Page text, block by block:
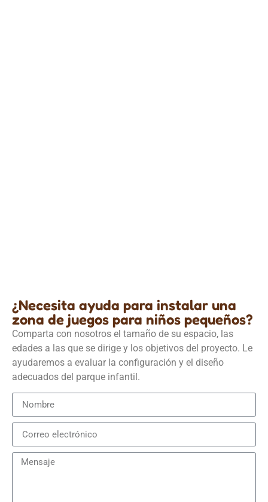
¿Necesita ayuda para instalar una
zona de juegos para niños pequeños?
Comparta con nosotros el tamaño de su espacio, las
edades a las que se dirige y los objetivos del proyecto. Le
ayudaremos a evaluar la configuración y el diseño
adecuados del parque infantil.